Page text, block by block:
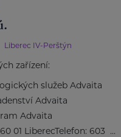
Liberec IV-Perštýn
zařízení:
služeb Advaita
Advaita
Advaita
01 LiberecTelefon: 603 ...